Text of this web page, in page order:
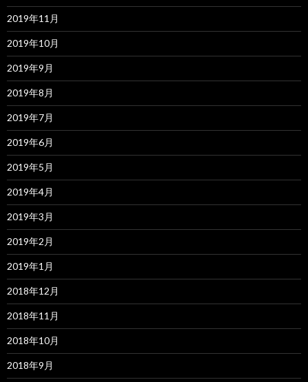
2019年11月
2019年10月
2019年9月
2019年8月
2019年7月
2019年6月
2019年5月
2019年4月
2019年3月
2019年2月
2019年1月
2018年12月
2018年11月
2018年10月
2018年9月